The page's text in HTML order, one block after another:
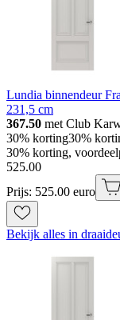
Lundia binnendeur
231,5 cm
367.50 met Club
30% korting30%
30% korting,
525.00
Prijs: 525.00 euro
Bekijk alles in